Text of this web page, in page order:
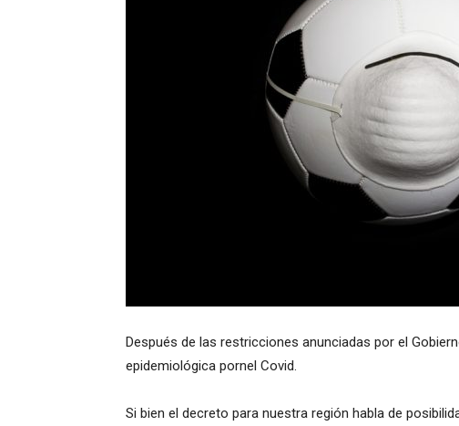
Después de las restricciones anunciadas por el
epidemiológica pornel Covid.
Si bien el decreto para nuestra región habla de